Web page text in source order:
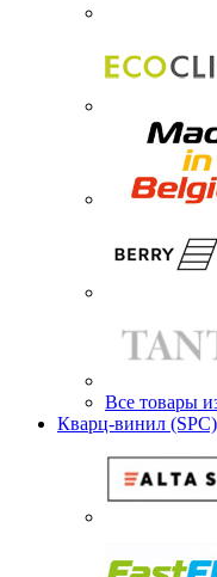
Все товары
Кварц-винил (SPC)